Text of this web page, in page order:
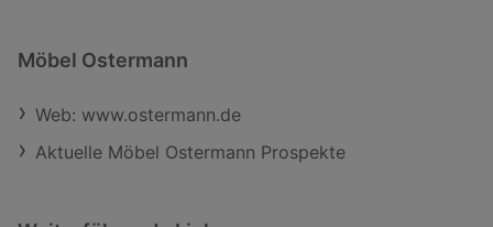
Möbel Ostermann
Web: www.ostermann.de
Aktuelle Möbel Ostermann Prospekte